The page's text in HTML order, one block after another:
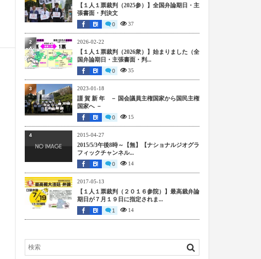
【１人１票裁判（2025参）】全国弁論期日・主
張書面・判決文
0 37
2026-02-22
【１人１票裁判（2026衆）】始まりました（全
国弁論期日・主張書面・判...
0 35
2
2023-01-18
謹 賀 新 年 － 国会議員主権国家から国民主権
国家へ －
0 15
3
2015-04-27
2015/5/3午後8時～【無】【ナショナルジオグラ
フィックチャンネル...
0 14
4
2017-05-13
【１人１票裁判（２０１６参院）】最高裁弁論
期日が７月１９日に指定されま...
1 14
5